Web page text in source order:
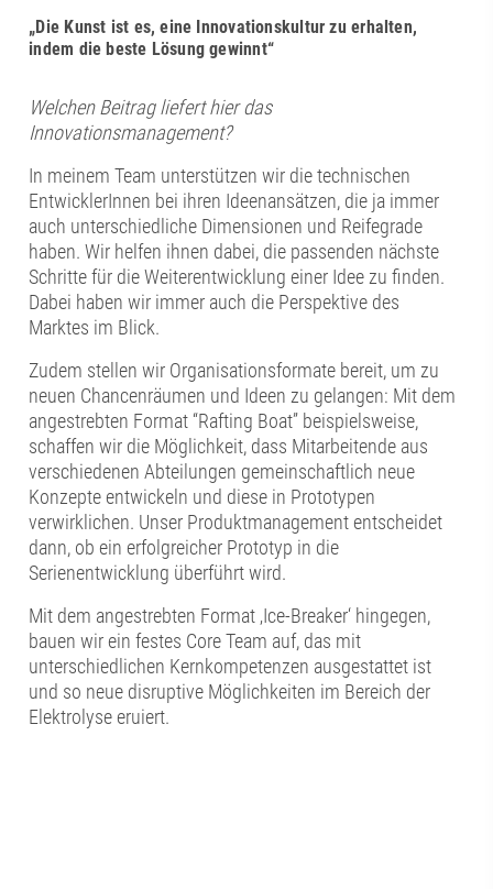
„Die Kunst ist es, eine Innovationskultur zu erhalten,
indem die beste Lösung gewinnt“
Welchen Beitrag liefert hier das
Innovationsmanagement?
In meinem Team unterstützen wir die technischen
EntwicklerInnen bei ihren Ideenansätzen, die ja immer
auch unterschiedliche Dimensionen und Reifegrade
haben. Wir helfen ihnen dabei, die passenden nächste
Schritte für die Weiterentwicklung einer Idee zu finden.
Dabei haben wir immer auch die Perspektive des
Marktes im Blick.
Zudem stellen wir Organisationsformate bereit, um zu
neuen Chancenräumen und Ideen zu gelangen: Mit dem
angestrebten Format “Rafting Boat” beispielsweise,
schaffen wir die Möglichkeit, dass Mitarbeitende aus
verschiedenen Abteilungen gemeinschaftlich neue
Konzepte entwickeln und diese in Prototypen
verwirklichen. Unser Produktmanagement entscheidet
dann, ob ein erfolgreicher Prototyp in die
Serienentwicklung überführt wird.
Mit dem angestrebten Format ‚Ice-Breaker‘ hingegen,
bauen wir ein festes Core Team auf, das mit
unterschiedlichen Kernkompetenzen ausgestattet ist
und so neue disruptive Möglichkeiten im Bereich der
Elektrolyse eruiert.